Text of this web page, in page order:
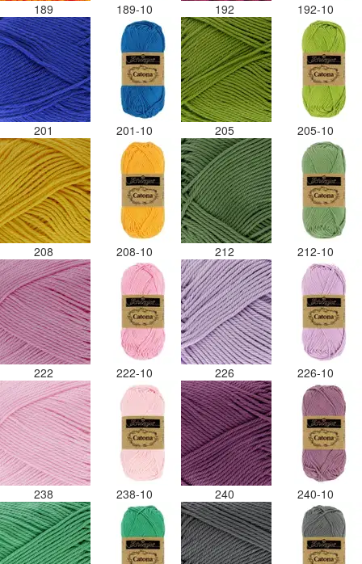
189 189-10 192 192-10
201 201-10 205 205-10
208 208-10 212 212-10
222 222-10 226 226-10
238 238-10 240 240-10